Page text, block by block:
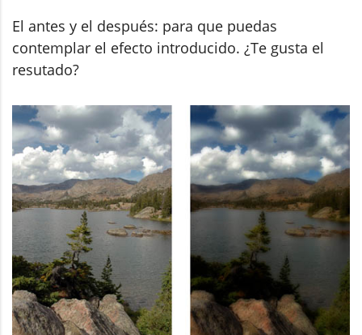
El antes y el después: para que puedas
contemplar el efecto introducido. ¿Te gusta el
resutado?